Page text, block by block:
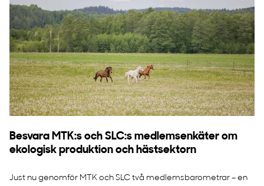
Besvara MTK:s och SLC:s medlemsenkäter om
ekologisk produktion och hästsektorn
Just nu genomför MTK och SLC två medlemsbarometrar – en